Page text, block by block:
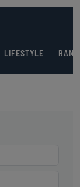
LIFESTYLE